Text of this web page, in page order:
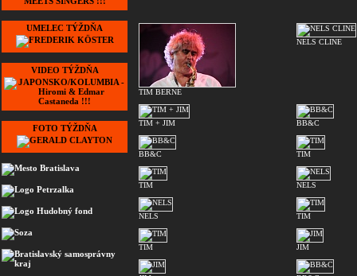
UMELEC TÝŽDŇA
VIDEO TÝŽDŇA
FOTO TÝŽDŇA
TIM BERNE
NELS CLINE
TIM + JIM BB&C
BB&C TIM
TIM NELS
NELS TIM
TIM JIM